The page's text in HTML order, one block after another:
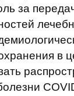
за
в